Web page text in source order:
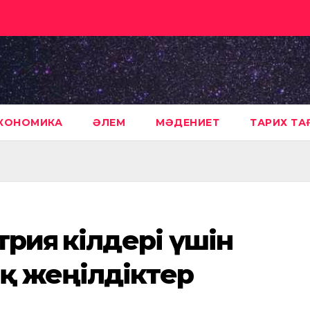
ӘЛЕМ МӘДЕНИЕТ ТАРИХ
өкілдері үшін
жеңілдіктер